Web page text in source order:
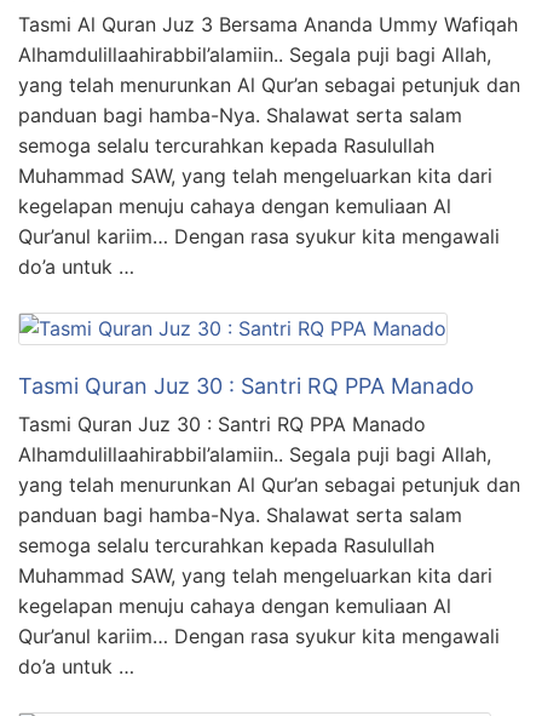
Tasmi Al Quran Juz 3 Bersama Ananda Ummy Wafiqah
Alhamdulillaahirabbil’alamiin.. Segala puji bagi Allah,
yang telah menurunkan Al Qur’an sebagai petunjuk dan
panduan bagi hamba-Nya. Shalawat serta salam
semoga selalu tercurahkan kepada Rasulullah
Muhammad SAW, yang telah mengeluarkan kita dari
kegelapan menuju cahaya dengan kemuliaan Al
Qur’anul kariim… Dengan rasa syukur kita mengawali
do’a untuk …
Tasmi Quran Juz 30 : Santri RQ PPA Manado
Tasmi Quran Juz 30 : Santri RQ PPA Manado
Alhamdulillaahirabbil’alamiin.. Segala puji bagi Allah,
yang telah menurunkan Al Qur’an sebagai petunjuk dan
panduan bagi hamba-Nya. Shalawat serta salam
semoga selalu tercurahkan kepada Rasulullah
Muhammad SAW, yang telah mengeluarkan kita dari
kegelapan menuju cahaya dengan kemuliaan Al
Qur’anul kariim… Dengan rasa syukur kita mengawali
do’a untuk …